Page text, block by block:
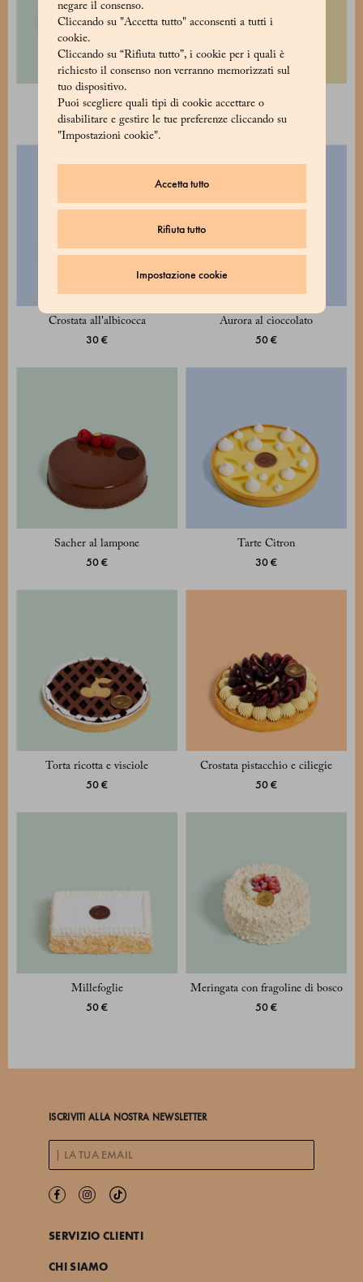
negare il consenso.
Cliccando su "Accetta tutto" acconsenti a tutti i
cookie.
Cliccando su “Rifiuta tutto”, i cookie per i quali è
richiesto il consenso non verranno memorizzati sul
tuo dispositivo.
Puoi scegliere quali tipi di cookie accettare o
disabilitare e gestire le tue preferenze cliccando su
"Impostazioni cookie".
Accetta tutto
Rifiuta tutto
Impostazione cookie
Torta Aurora
50 €
Crostata con frutta fresca
50 €
Crostata all'albicocca
30 €
Aurora al cioccolato
50 €
Sacher al lampone
50 €
Tarte Citron
30 €
Torta ricotta e visciole
50 €
Crostata pistacchio e ciliegie
50 €
Millefoglie
50 €
Meringata con fragoline di bosco
50 €
ISCRIVITI ALLA NOSTRA NEWSLETTER
SERVIZIO CLIENTI
CHI SIAMO